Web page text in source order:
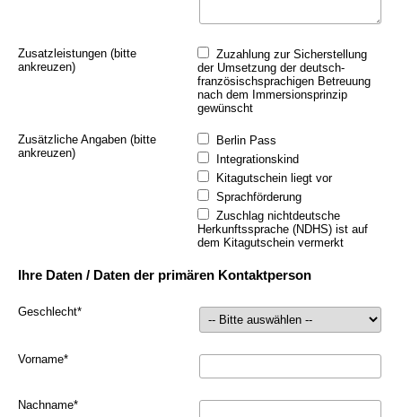
Zusatzleistungen (bitte
ankreuzen)
Zuzahlung zur Sicherstellung
der Umsetzung der deutsch-
französischsprachigen Betreuung
nach dem Immersionsprinzip
gewünscht
Zusätzliche Angaben (bitte
ankreuzen)
Berlin Pass
Integrationskind
Kitagutschein liegt vor
Sprachförderung
Zuschlag nichtdeutsche
Herkunftssprache (NDHS) ist auf
dem Kitagutschein vermerkt
Ihre Daten / Daten der primären Kontaktperson
Geschlecht*
Vorname*
Nachname*